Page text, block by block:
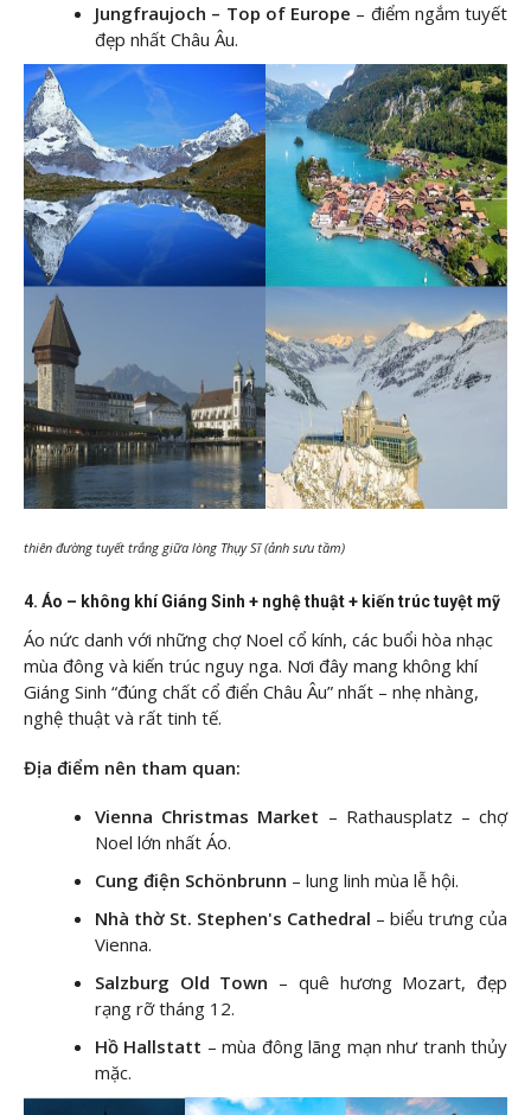
Jungfraujoch – Top of Europe – điểm ngắm tuyết
đẹp nhất Châu Âu.
thiên đường tuyết trắng giữa lòng Thụy Sĩ (ảnh sưu tầm)
4. Áo – không khí Giáng Sinh + nghệ thuật + kiến trúc tuyệt mỹ
Áo nức danh với những chợ Noel cổ kính, các buổi hòa nhạc
mùa đông và kiến trúc nguy nga. Nơi đây mang không khí
Giáng Sinh “đúng chất cổ điển Châu Âu” nhất – nhẹ nhàng,
nghệ thuật và rất tinh tế.
Địa điểm nên tham quan:
Vienna Christmas Market – Rathausplatz – chợ
Noel lớn nhất Áo.
Cung điện Schönbrunn – lung linh mùa lễ hội.
Nhà thờ St. Stephen's Cathedral – biểu trưng của
Vienna.
Salzburg Old Town – quê hương Mozart, đẹp
rạng rỡ tháng 12.
Hồ Hallstatt – mùa đông lãng mạn như tranh thủy
mặc.